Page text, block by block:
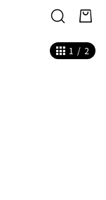
1 / 2